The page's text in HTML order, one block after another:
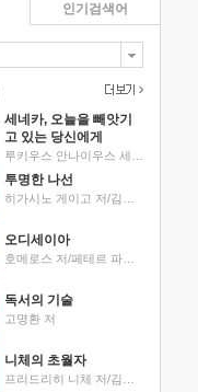
세네카, 오늘을 빼앗기
고 있는 당신에게
투명한 나선
오디세이아
독서의 기술
고명환 저
니체의 초월자
인기검색어